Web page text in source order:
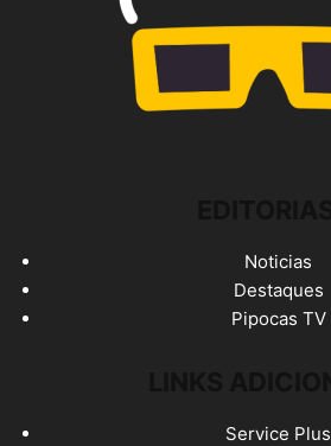
Noticias
Destaques
Pipocas TV
Service Plus